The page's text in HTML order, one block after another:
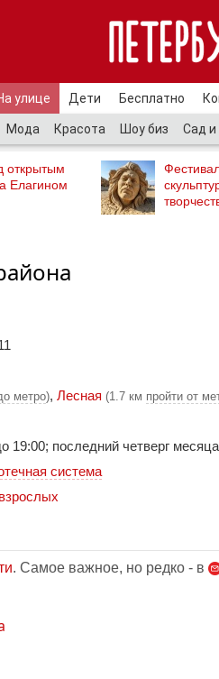
улице Дети Бесплатно
Мода Красота Шоу биз Сад и
открытым
Елагином
метро), Лесная (1.7 км пройти от
19:00; последний четверг
система
. Самое важное, но редко - в